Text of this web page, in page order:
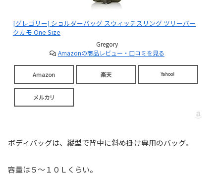
[グレゴリー] ショルダーバッグ スウィッチスリング ツリーバー
クカモ One Size
Gregory
Amazonの商品レビュー・口コミを見る
Amazon 楽天 Yahoo!
メルカリ
ボディバッグは、縦型で背中に斜め掛け専用のバッグ。
容量は５～１０Ｌくらい。